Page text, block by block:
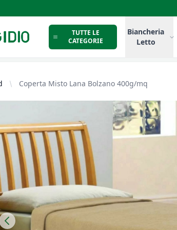
TUTTE LE
CATEGORIE
Biancheria
Letto
Coperta Misto Lana Bolzano 400g/mq